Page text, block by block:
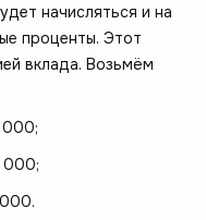
начисляться и на
проценты. Этот
вклада. Возьмём
000;
000;